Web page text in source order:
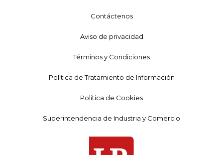
Contáctenos
Aviso de privacidad
Términos y Condiciones
Política de Tratamiento de Información
Política de Cookies
Superintendencia de Industria y Comercio